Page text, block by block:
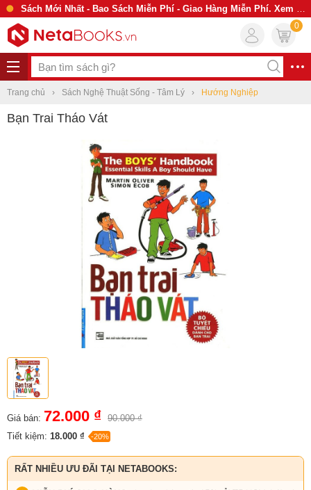
Sách Mới Nhất - Bao Sách Miễn Phí - Giao Hàng Miễn Phí. Xem Ngay
0
Trang chủ Sách Nghệ Thuật Sống - Tâm Lý Hướng Nghiệp
Bạn Trai Tháo Vát
Giá bán: 72.000 ₫ 90.000 ₫
Tiết kiệm: 18.000 ₫ -20%
RẤT NHIỀU ƯU ĐÃI TẠI NETABOOKS: